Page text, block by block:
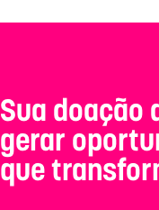
A sua
gerar
que